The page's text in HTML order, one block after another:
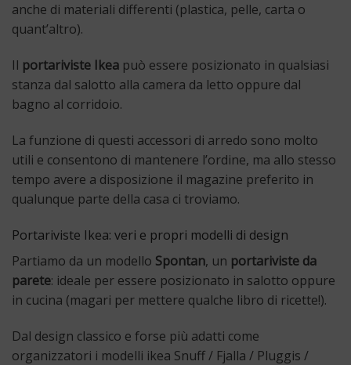
anche di materiali differenti (plastica, pelle, carta o
quant’altro).
Il portariviste Ikea può essere posizionato in qualsiasi
stanza dal salotto alla camera da letto oppure dal
bagno al corridoio.
La funzione di questi accessori di arredo sono molto
utili e consentono di mantenere l’ordine, ma allo stesso
tempo avere a disposizione il magazine preferito in
qualunque parte della casa ci troviamo.
Portariviste Ikea: veri e propri modelli di design
Partiamo da un modello Spontan, un portariviste da
parete: ideale per essere posizionato in salotto oppure
in cucina (magari per mettere qualche libro di ricette!).
Dal design classico e forse più adatti come
organizzatori i modelli ikea Snuff / Fjalla / Pluggis /